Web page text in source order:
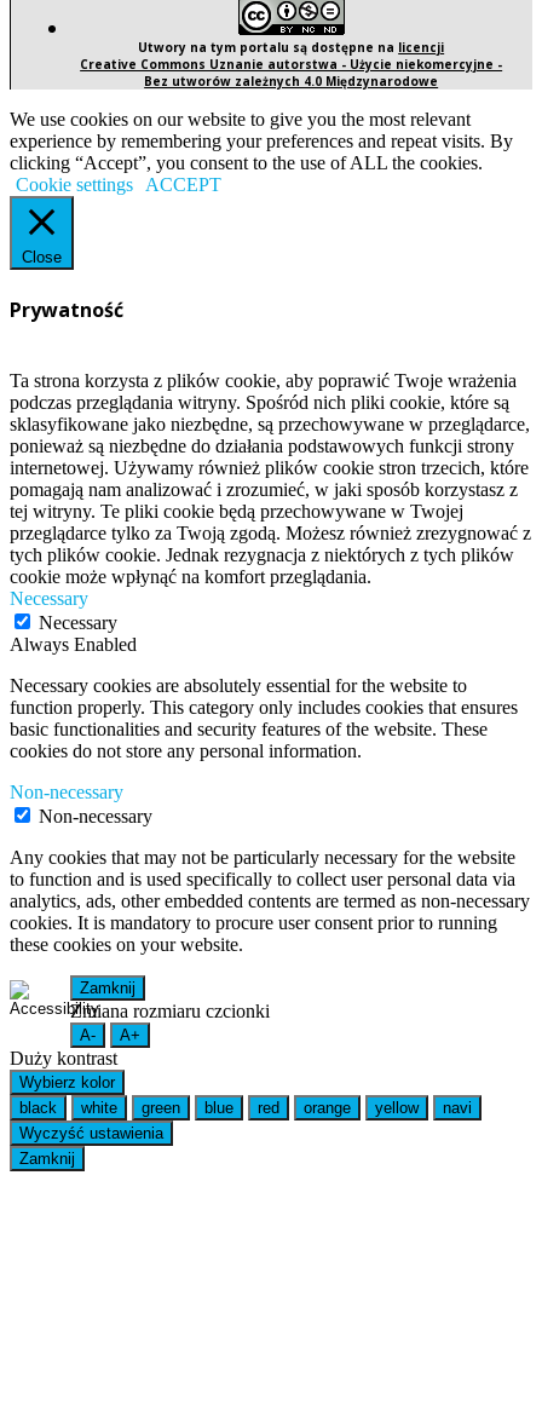
Utwory na tym portalu są dostępne na licencji
Creative Commons Uznanie autorstwa - Użycie niekomercyjne -
Bez utworów zależnych 4.0 Międzynarodowe
We use cookies on our website to give you the most relevant
experience by remembering your preferences and repeat visits. By
clicking “Accept”, you consent to the use of ALL the cookies.
Cookie settings
ACCEPT
Close
Prywatność
Ta strona korzysta z plików cookie, aby poprawić Twoje wrażenia
podczas przeglądania witryny. Spośród nich pliki cookie, które są
sklasyfikowane jako niezbędne, są przechowywane w przeglądarce,
ponieważ są niezbędne do działania podstawowych funkcji strony
internetowej. Używamy również plików cookie stron trzecich, które
pomagają nam analizować i zrozumieć, w jaki sposób korzystasz z
tej witryny. Te pliki cookie będą przechowywane w Twojej
przeglądarce tylko za Twoją zgodą. Możesz również zrezygnować z
tych plików cookie. Jednak rezygnacja z niektórych z tych plików
cookie może wpłynąć na komfort przeglądania.
Necessary
Necessary
Always Enabled
Necessary cookies are absolutely essential for the website to
function properly. This category only includes cookies that ensures
basic functionalities and security features of the website. These
cookies do not store any personal information.
Non-necessary
Non-necessary
Any cookies that may not be particularly necessary for the website
to function and is used specifically to collect user personal data via
analytics, ads, other embedded contents are termed as non-necessary
cookies. It is mandatory to procure user consent prior to running
these cookies on your website.
Zamknij
Zmiana rozmiaru czcionki
A- A+
Duży kontrast
Wybierz kolor
black
white green blue red orange yellow
navi
Wyczyść ustawienia
Zamknij